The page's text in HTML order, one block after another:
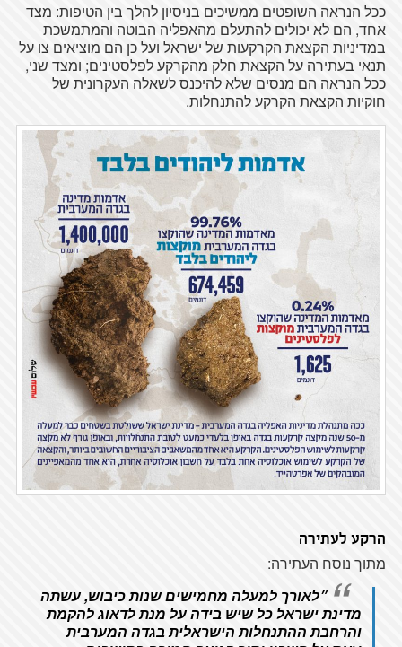
ככל הנראה השופטים ממשיכים בניסיון להלך בין הטיפות: מצד
אחד, הם לא יכולים להתעלם מהאפליה הבוטה והמתמשכת
במדיניות הקצאת הקרקעות של ישראל ועל כן הם מוציאים צו על
תנאי בעתירה על הקצאת חלק מהקרקע לפלסטינים; ומצד שני,
ככל הנראה הם מנסים שלא להיכנס לשאלה העקרונית של
חוקיות הקצאת הקרקע להתנחלות.
הרקע לעתירה
מתוך נוסח העתירה:
״לאורך למעלה מחמישים שנות כיבוש, עשתה
מדינת ישראל כל שיש בידה על מנת לדאוג להקמת
והרחבת ההתנחלות הישראלית בגדה המערבית